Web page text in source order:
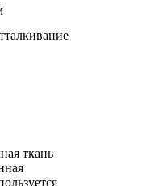
ткань